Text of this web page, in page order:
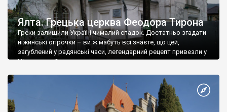
Ялта. Грецька церква Феодора Тирона
Греки залишили Україні чималий спадок. Достатньо згадати
ніжинські огірочки – ви ж мабуть всі знаєте, що цей,
загублений у радянські часи, легендарний рецепт привезли у
Ніжин греки?